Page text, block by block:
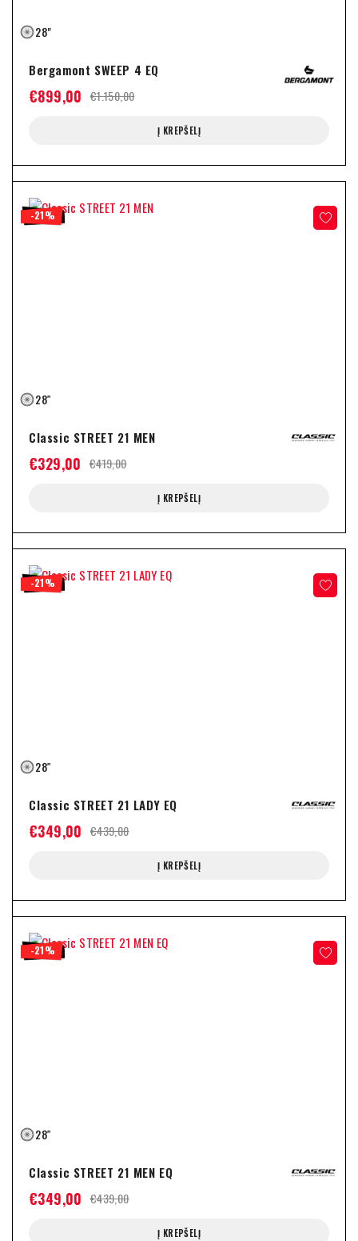
28"
Bergamont SWEEP 4 EQ
€1.150,00
€899,00
Į KREPŠELĮ
-21%
28″
Classic STREET 21 MEN
€419,00
€329,00
Į KREPŠELĮ
-21%
28″
Classic STREET 21 LADY EQ
€439,00
€349,00
Į KREPŠELĮ
-21%
28″
Classic STREET 21 MEN EQ
€439,00
€349,00
Į KREPŠELĮ